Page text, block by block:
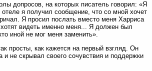
допросов, на которых писатель говорил: «Я
я получил сообщение, что со мной хочет
Я просил послать вместо меня Харриса
видеть именно меня... Я должен был
иной не мог меня заменить».
просты, как кажется на первый взгляд. Он
и не скрывал своего сочувствия и поддержки